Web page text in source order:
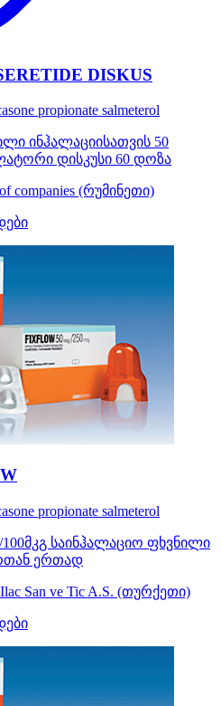
DISKUS
propionate salmeterol
ინჰალაციისათვის 50
დისკუსი 60 დოზა
companies (რუმინეთი)
propionate salmeterol
100მკგ საინჰალაციო ფხვნილი
ერთად
San ve Tic A.S. (თურქეთი)